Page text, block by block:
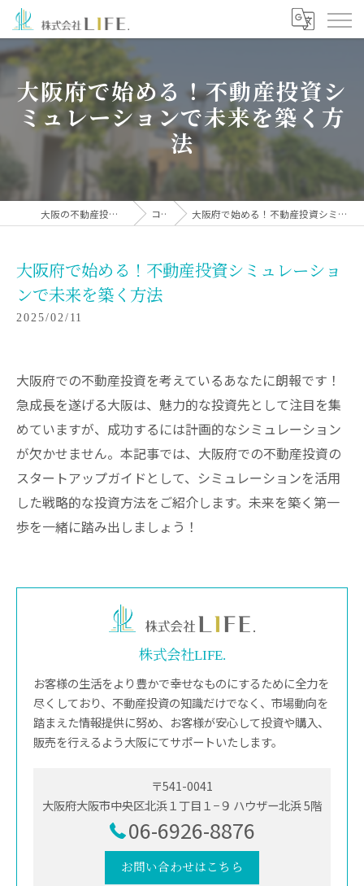
大阪府で始める！不動産投資シ
ミュレーションで未来を築く方
法
大阪の不動産投資なら株式会社LIFE. コラム 大阪府で始める！不動産投資シミュレーションで未来を築く方法
大阪府で始める！不動産投資シミュレーショ
ンで未来を築く方法
2025/02/11
大阪府での不動産投資を考えているあなたに朗報です！
急成長を遂げる大阪は、魅力的な投資先として注目を集
めていますが、成功するには計画的なシミュレーション
が欠かせません。本記事では、大阪府での不動産投資の
スタートアップガイドとして、シミュレーションを活用
した戦略的な投資方法をご紹介します。未来を築く第一
歩を一緒に踏み出しましょう！
株式会社LIFE.
お客様の生活をより豊かで幸せなものにするために全力を
尽くしており、不動産投資の知識だけでなく、市場動向を
踏まえた情報提供に努め、お客様が安心して投資や購入、
販売を行えるよう大阪にてサポートいたします。
〒541-0041
大阪府大阪市中央区北浜１丁目１−９ ハウザー北浜 5階
06-6926-8876
お問い合わせはこちら